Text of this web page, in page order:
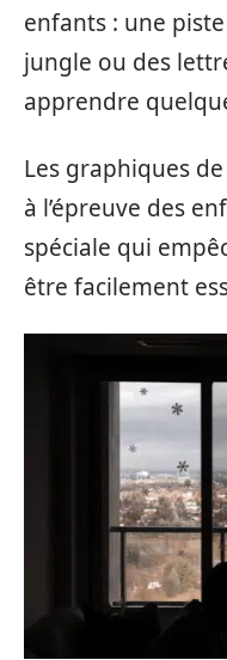
enfants : une
jungle ou des
apprendre
Les graphiques
à l’épreuve des
spéciale qui
être facilement